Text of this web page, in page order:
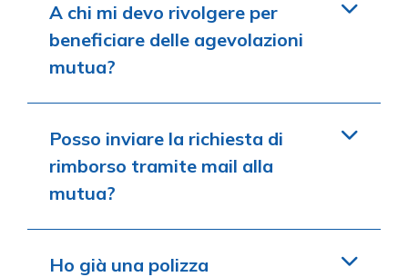
A chi mi devo rivolgere per
beneficiare delle agevolazioni
mutua?
Posso inviare la richiesta di
rimborso tramite mail alla
mutua?
Ho già una polizza